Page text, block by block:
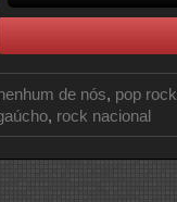
de nós, pop rock
, rock nacional